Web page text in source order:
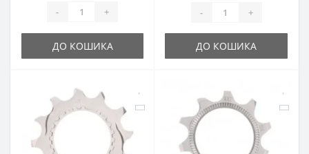
- +
ДО КОШИКА
- +
ДО КОШИКА